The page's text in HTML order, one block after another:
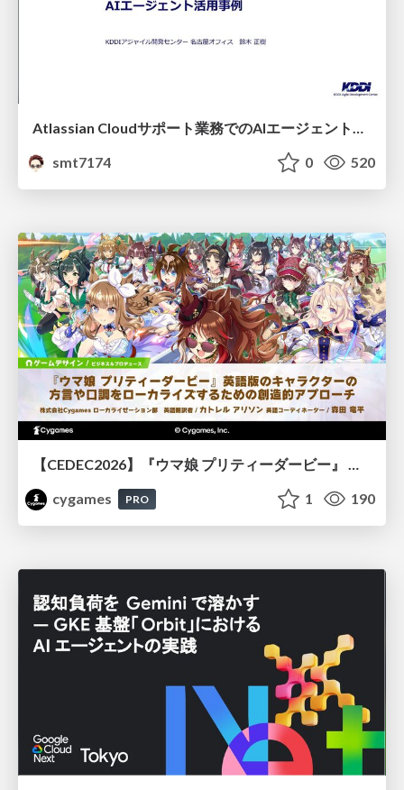
Atlassian Cloudサポート業務でのAIエージェント活用事例
smt7174
0 520
cygames
PRO 1 190